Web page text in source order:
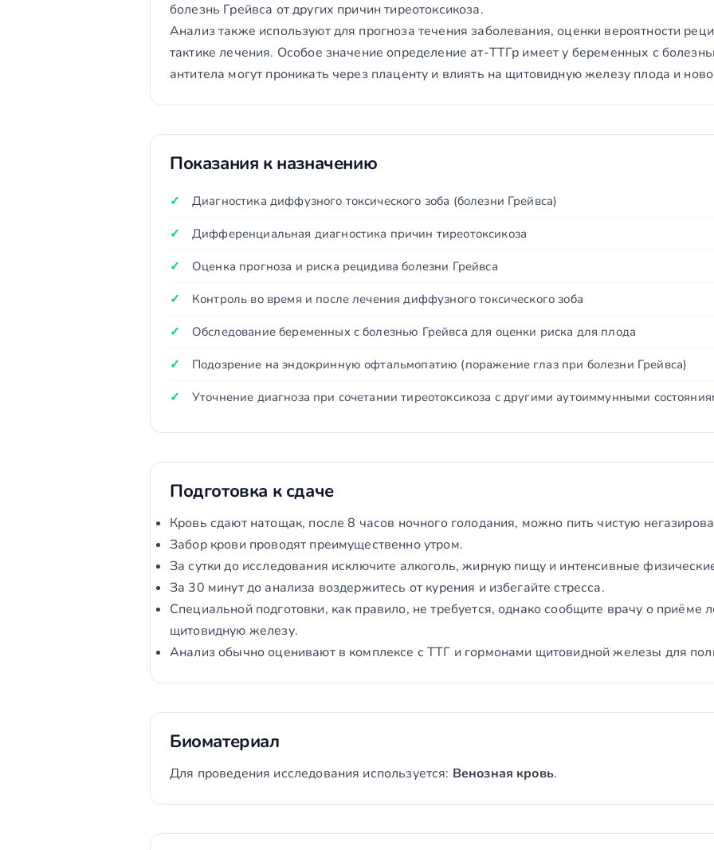
болезнь Грейвса от других причин тиреотоксикоза.
Анализ также используют для прогноза течения заболевания, оценки вероятности
тактике лечения. Особое значение определение ат-ТТГр имеет у беременных с
антитела могут проникать через плаценту и влиять на щитовидную железу плода и
Показания к назначению
Диагностика диффузного токсического зоба (болезни Грейвса)
Дифференциальная диагностика причин тиреотоксикоза
Оценка прогноза и риска рецидива болезни Грейвса
Контроль во время и после лечения диффузного токсического зоба
Обследование беременных с болезнью Грейвса для оценки риска для плода
Подозрение на эндокринную офтальмопатию (поражение глаз при болезни Грейвса)
Уточнение диагноза при сочетании тиреотоксикоза с другими аутоиммунными
Подготовка к сдаче
Кровь сдают натощак, после 8 часов ночного голодания, можно пить чистую
Забор крови проводят преимущественно утром.
За сутки до исследования исключите алкоголь, жирную пищу и интенсивные
За 30 минут до анализа воздержитесь от курения и избегайте стресса.
Специальной подготовки, как правило, не требуется, однако сообщите врачу о приёме
щитовидную железу.
Анализ обычно оценивают в комплексе с ТТГ и гормонами щитовидной железы для
Биоматериал
Для проведения исследования используется: Венозная кровь.